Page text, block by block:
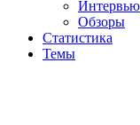
Интервью
Обзоры
Статистика
Темы